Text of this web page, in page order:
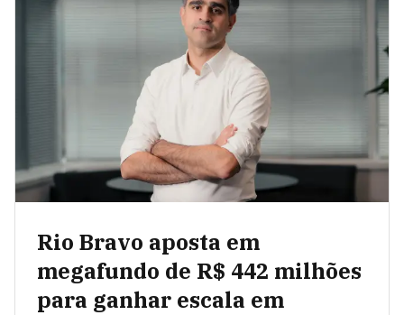
Rio Bravo aposta em
megafundo de R$ 442 milhões
para ganhar escala em